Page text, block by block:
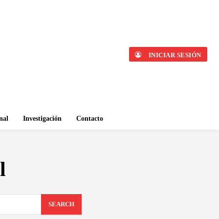
INICIAR SESIÓN
Investigación Contacto
SEARCH